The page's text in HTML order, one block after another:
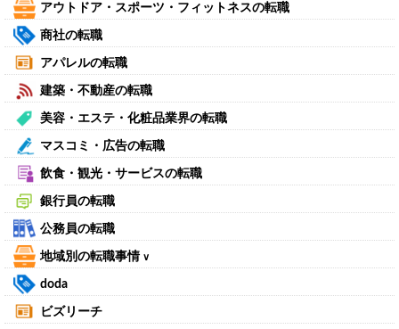
アウトドア・スポーツ・フィットネスの転職
商社の転職
アパレルの転職
建築・不動産の転職
美容・エステ・化粧品業界の転職
マスコミ・広告の転職
飲食・観光・サービスの転職
銀行員の転職
公務員の転職
地域別の転職事情 ∨
doda
ビズリーチ